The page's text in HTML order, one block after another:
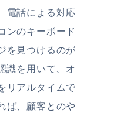
電話による対応
ンのキーボード
を見つけるのが
識を用いて、オ
リアルタイムで
ば、顧客とのや